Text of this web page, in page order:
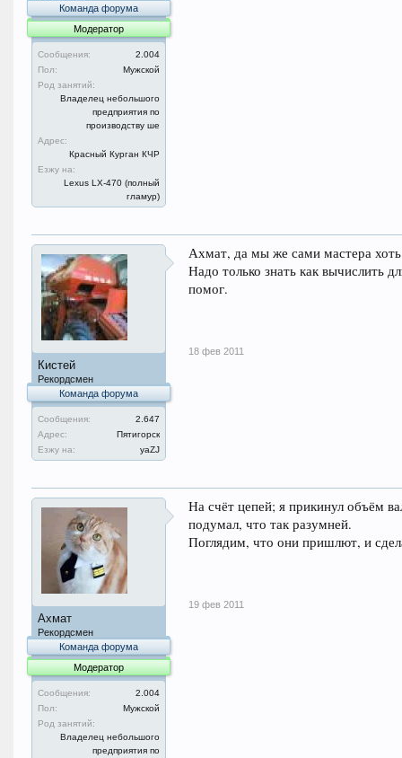
Команда форума
Модератор
Сообщения:
2.004
Пол:
Мужской
Род занятий:
Владелец небольшого
предприятия по
производству ше
Адрес:
Красный Курган КЧР
Езжу на:
Lexus LX-470 (полный
гламур)
Кистей
Рекордсмен
Команда форума
Сообщения:
2.647
Адрес:
Пятигорск
Езжу на:
уаZJ
Ахмат, да мы же сами мастера
Надо только знать как вычислить
помог.
18 фев 2011
Ахмат
Рекордсмен
Команда форума
Модератор
Сообщения:
2.004
Пол:
Мужской
Род занятий:
Владелец небольшого
предприятия по
На счёт цепей; я прикинул объём
подумал, что так разумней.
Поглядим, что они пришлют, и
19 фев 2011